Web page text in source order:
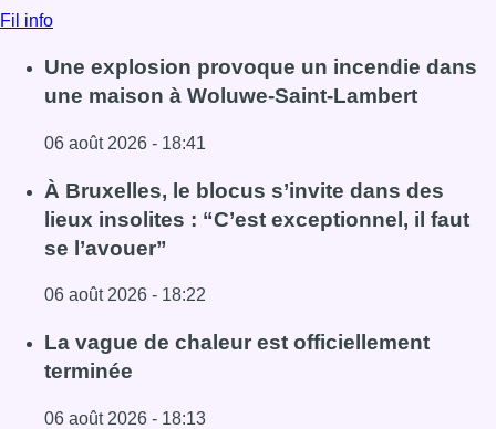
Fil info
Une explosion provoque un incendie dans
une maison à Woluwe-Saint-Lambert
06 août 2026 - 18:41
Lire l'article Une explosion provoque un incendie dans
À Bruxelles, le blocus s’invite dans des
lieux insolites : “C’est exceptionnel, il faut
se l’avouer”
06 août 2026 - 18:22
Lire l'article À Bruxelles, le blocus s’invite dans des lieux
La vague de chaleur est officiellement
terminée
06 août 2026 - 18:13